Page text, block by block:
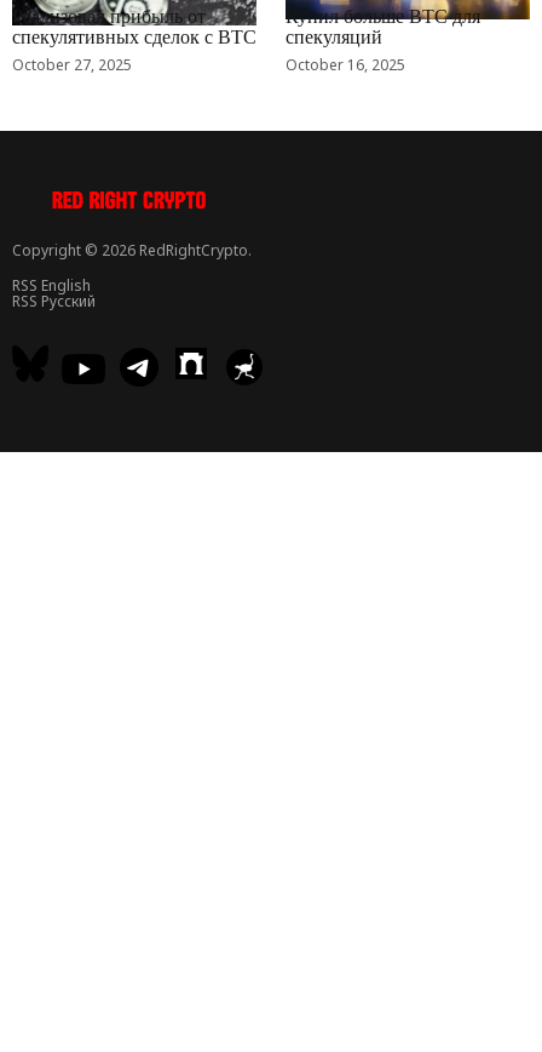
Реализовал прибыль от
спекулятивных сделок с BTC
October 27, 2025
Купил больше BTC для
спекуляций
October 16, 2025
Copyright © 2026 RedRightCrypto.
RSS English
RSS Русский